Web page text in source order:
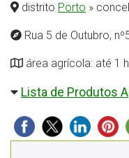
distrito Porto »
Rua 5 de Outubro,
área agrícola: até 1
Lista de Produtos